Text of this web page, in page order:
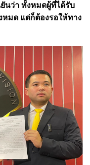
นว่า ทั้งหมดผู้ที่ได้รับ
หมด แต่ก็ต้องรอให้ทาง